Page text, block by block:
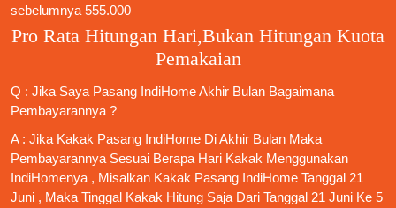
sebelumnya 555.000
Pro Rata Hitungan Hari,Bukan Hitungan Kuota
Pemakaian
Q : Jika Saya Pasang IndiHomeAkhir Bulan Bagaimana
Pembayarannya ?
A : Jika Kakak Pasang IndiHome Di Akhir Bulan Maka
Pembayarannya Sesuai Berapa Hari Kakak Menggunakan
IndiHomenya , Misalkan Kakak Pasang IndiHome Tanggal 21
Juni , Maka Tinggal Kakak Hitung Saja Dari Tanggal 21 Juni Ke 5